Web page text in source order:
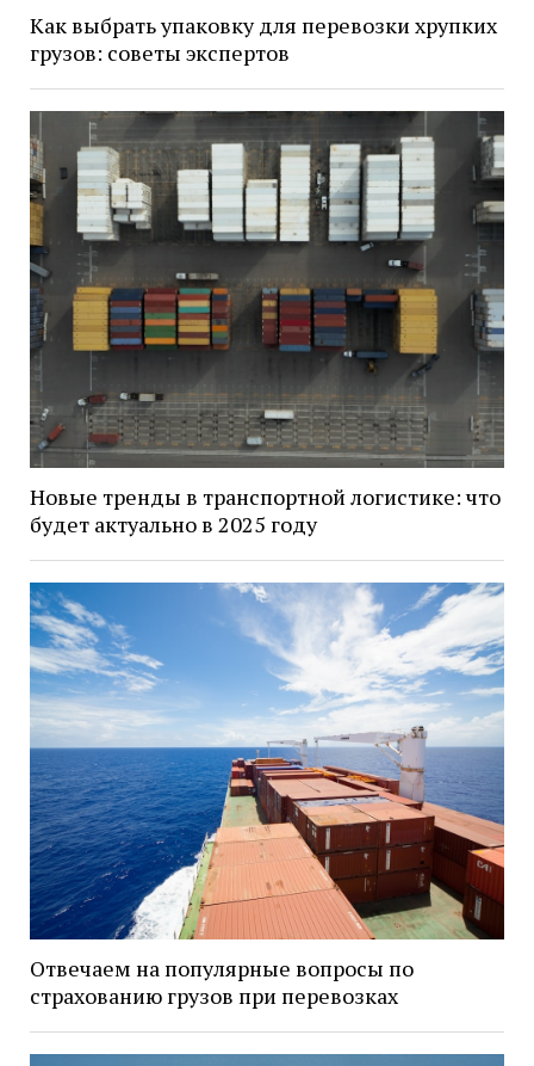
Как выбрать упаковку для перевозки хрупких
грузов: советы экспертов
Новые тренды в транспортной логистике: что
будет актуально в 2025 году
Отвечаем на популярные вопросы по
страхованию грузов при перевозках